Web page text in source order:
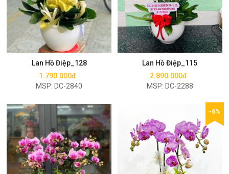
Lan Hồ Điệp_128
1.790.000đ
MSP: DC-2840
Mua ngay
Lan Hồ Điệp_115
2.890.000đ
MSP: DC-2288
Mua ngay
-6%